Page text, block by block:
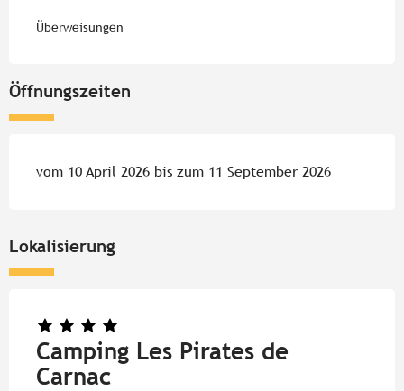
Überweisungen
Öffnungszeiten
vom 10 April 2026 bis zum 11 September 2026
Lokalisierung
Camping Les Pirates de
Carnac